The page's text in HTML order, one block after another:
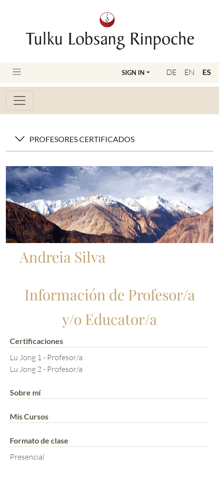
DE EN ES
SIGN IN
PROFESORES CERTIFICADOS
Andreia Silva
Información de Profesor/a
y/o Educator/a
Certificaciones
Lu Jong 1 - Profesor/a
Lu Jong 2 - Profesor/a
Sobre mí
Mis Cursos
Formato de clase
Presencial